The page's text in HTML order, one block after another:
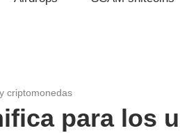
criptomonedas
para los